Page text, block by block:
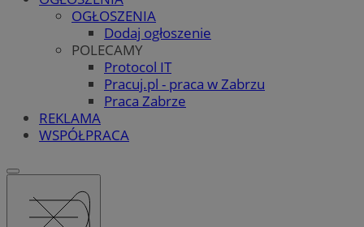
OGŁOSZENIA
Dodaj ogłoszenie
POLECAMY
Protocol IT
Pracuj.pl - praca w Zabrzu
Praca Zabrze
REKLAMA
WSPÓŁPRACA